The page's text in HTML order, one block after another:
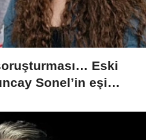
Eski
Sonel’in eşi